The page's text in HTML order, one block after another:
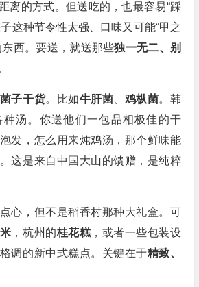
离的方式。但送吃的，也最容易“踩
这种节令性太强、口味又可能“甲之
西。要送，就送那些独一无二、别
子干货。比如牛肝菌 鸡枞菌。韩
种汤。你送他们一包品相极佳的干
发，怎么用来炖鸡汤，那个鲜味能
这是来自中国大山的馈赠，是纯粹
心，但不是稻香村那种大礼盒。可
，杭州的桂花糕 ，或者一些包装设
调的新中式糕点。关键在于精致、